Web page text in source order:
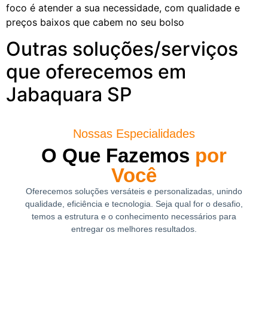
foco é atender a sua necessidade, com qualidade e
preços baixos que cabem no seu bolso
Outras soluções/serviços
que oferecemos em
Jabaquara SP
Nossas Especialidades
O Que Fazemos por
Você
Oferecemos soluções versáteis e personalizadas, unindo
qualidade, eficiência e tecnologia. Seja qual for o desafio,
temos a estrutura e o conhecimento necessários para
entregar os melhores resultados.